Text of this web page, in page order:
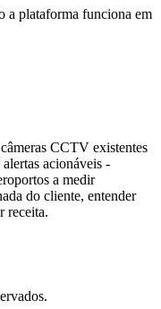
a plataforma funciona em
CCTV existentes
acionáveis -
a medir
do cliente, entender
receita.